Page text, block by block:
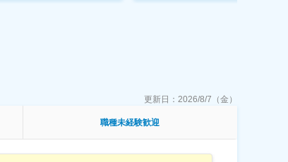
更新日： 2026/8/7（金）
職種未経験歓迎